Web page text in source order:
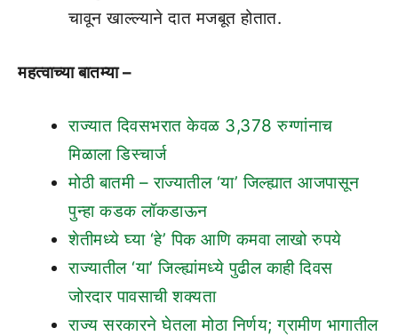
चावून खाल्ल्याने दात मजबूत होतात.
महत्वाच्या बातम्या –
राज्यात दिवसभरात केवळ 3,378 रुग्णांनाच
मिळाला डिस्चार्ज
मोठी बातमी – राज्यातील ‘या’ जिल्ह्यात आजपासून
पुन्हा कडक लॉकडाऊन
शेतीमध्ये घ्या ‘हे’ पिक आणि कमवा लाखो रुपये
राज्यातील ‘या’ जिल्ह्यांमध्ये पुढील काही दिवस
जोरदार पावसाची शक्यता
राज्य सरकारने घेतला मोठा निर्णय; ग्रामीण भागातील